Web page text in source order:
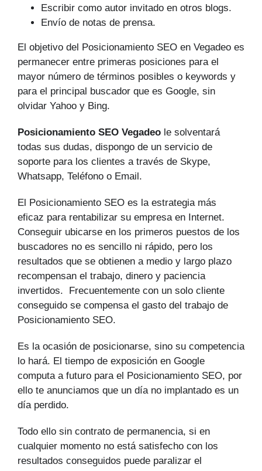
Escribir como autor invitado en otros blogs.
Envío de notas de prensa.
El objetivo del Posicionamiento SEO en Vegadeo es
permanecer entre primeras posiciones para el
mayor número de tér­minos posibles o keywords y
para el principal buscador que es Google, sin
olvidar Yahoo y Bing.
Posicionamiento SEO Vegadeo le solventará
todas sus dudas, dispongo de un servicio de
soporte para los clientes a través de Skype,
Whatsapp, Teléfono o Email.
El Posicionamiento SEO es la estrategia más
eficaz para rentabilizar su empresa en Internet.
Conseguir ubicarse en los primeros puestos de los
buscadores no es sencillo ni rápido, pero los
resultados que se obtienen a medio y largo plazo
recompensan el trabajo, dinero y paciencia
invertidos. Frecuentemente con un solo cliente
conseguido se compensa el gasto del trabajo de
Posicionamiento SEO.
Es la ocasión de posicionarse, sino su competencia
lo hará. El tiempo de exposición en Google
computa a futuro para el Posicionamiento SEO, por
ello te anunciamos que un día no implantado es un
día perdido.
Todo ello sin contrato de permanencia, si en
cualquier momento no está satisfecho con los
resultados conseguidos puede paralizar el